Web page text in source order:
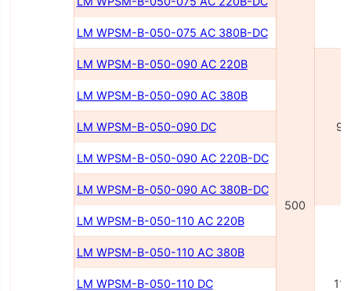
500
LM WPSM-B-050-075 AC 380В-DC
LM WPSM-B-050-090 AC 220В
LM WPSM-B-050-090 AC 380В
LM WPSM-B-050-090 DC
LM WPSM-B-050-090 AC 220В-DC
LM WPSM-B-050-090 AC 380В-DC
LM WPSM-B-050-110 AC 220В
LM WPSM-B-050-110 AC 380В
LM WPSM-B-050-110 DC